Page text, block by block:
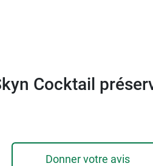
Cocktail
Donner votre avis